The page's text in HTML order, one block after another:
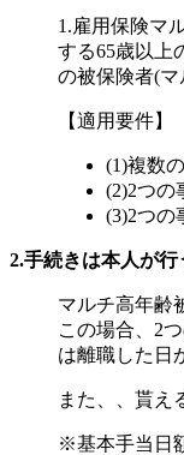
1.雇用保険マ
する65歳以上
の被保険者(マ
【適用要件】
(1)複数
(2)2つの
(3)2つの
2.手続きは本人が行
マルチ高年齢
この場合、2
は離職した日
また、、貰え
※基本手当日